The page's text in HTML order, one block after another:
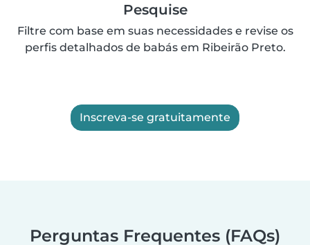
Pesquise
Filtre com base em suas necessidades e revise os
perfis detalhados de babás em Ribeirão Preto.
Inscreva-se gratuitamente
Perguntas Frequentes (FAQs)